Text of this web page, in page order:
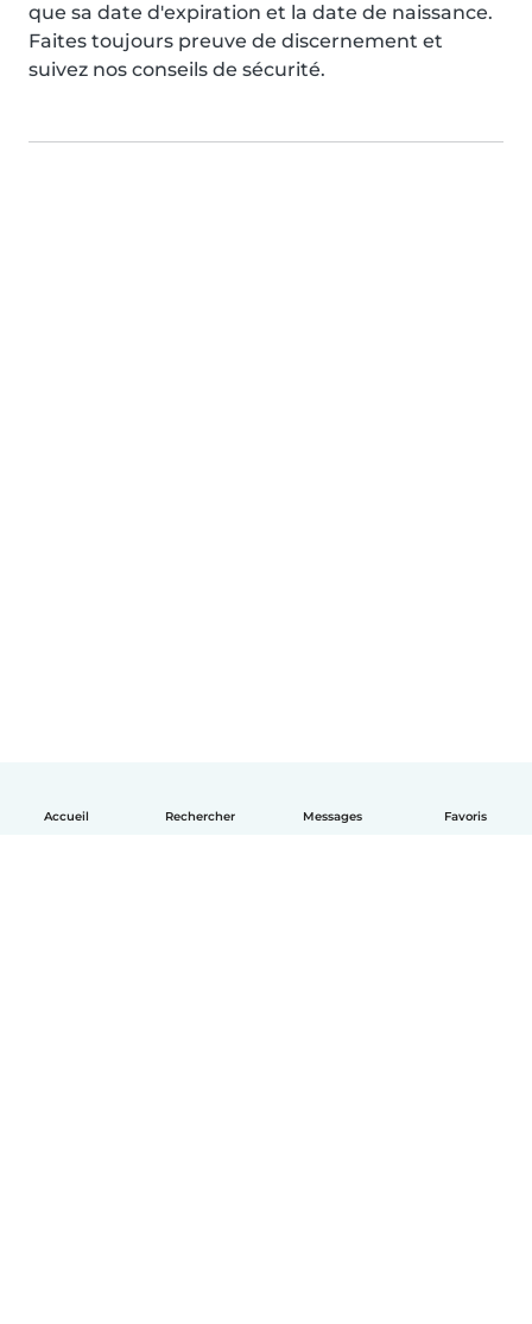
Accueil Rechercher Messages Favoris
que sa date d'expiration et la date de naissance.
Faites toujours preuve de discernement et
suivez nos conseils de sécurité.